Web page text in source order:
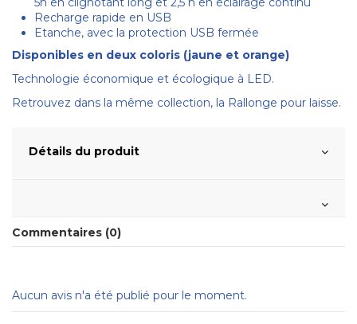
Recharge rapide en USB
Etanche, avec la protection USB fermée
Disponibles en deux coloris (jaune et orange)
Technologie économique et écologique à LED.
Retrouvez dans la même collection, la Rallonge pour laisse.
Détails du produit
Commentaires (0)
Aucun avis n'a été publié pour le moment.